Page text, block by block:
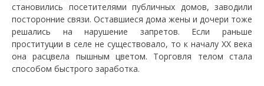
становились посетителями публичных домов, заводили
посторонние связи. Оставшиеся дома жены и дочери тоже
решались на нарушение запретов. Если раньше
проституции в селе не существовало, то к началу ХХ века
она расцвела пышным цветом. Торговля телом стала
способом быстрого заработка.